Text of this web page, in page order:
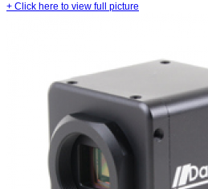
+ Click here to view full picture